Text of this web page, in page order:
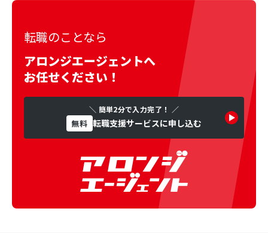
転職のことなら
アロンジエージェントへ
お任せください！
＼ 簡単2分で入力完了！ ／
無料 転職支援サービスに申し込む